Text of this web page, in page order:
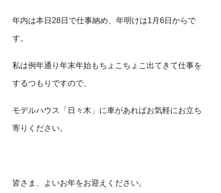
年内は本日28日で仕事納め、年明けは1月6日からで
す。
私は例年通り年末年始もちょこちょこ出てきて仕事を
するつもりですので、
モデルハウス「日々木」に車があればお気軽にお立ち
寄りください。
皆さま、よいお年をお迎えください。